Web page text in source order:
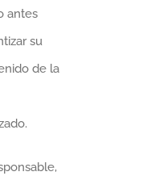
antes
su
de la